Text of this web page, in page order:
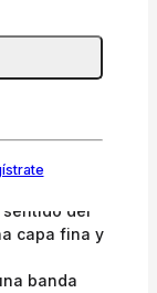
que las
40-45°C)
discreta
espátula
del
capa fina y
banda